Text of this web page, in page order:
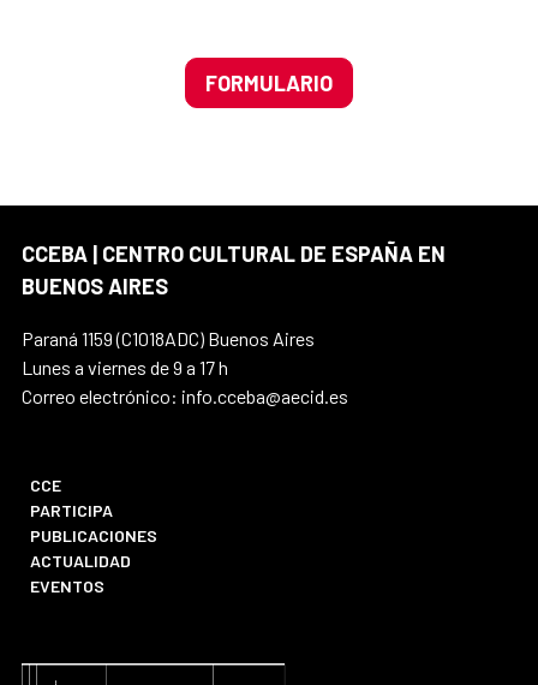
FORMULARIO
CCEBA | CENTRO CULTURAL DE ESPAÑA EN
BUENOS AIRES
Paraná 1159 (C1018ADC) Buenos Aires
Lunes a viernes de 9 a 17 h
Correo electrónico: info.cceba@aecid.es
CCE
PARTICIPA
PUBLICACIONES
ACTUALIDAD
EVENTOS